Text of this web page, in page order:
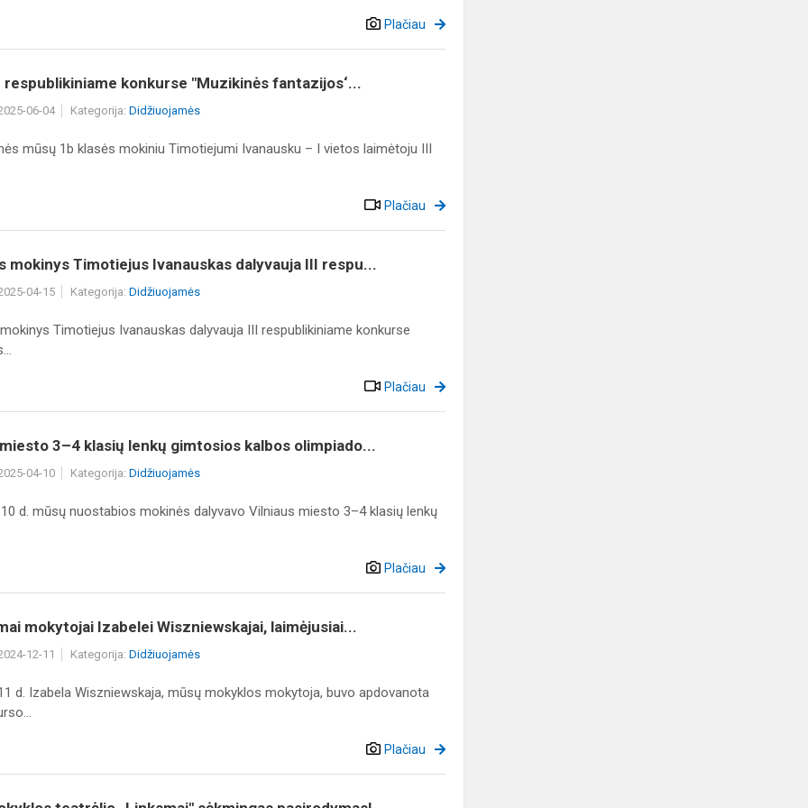
Plačiau
respublikiniame konkurse "Muzikinės fantazijos‘...
06-04 Kategorija: Didžiuojamės
mūsų 1b klasės mokiniu Timotiejumi Ivanausku – I vietos laimėtoju III
Plačiau
mokinys Timotiejus Ivanauskas dalyvauja III respu...
04-15 Kategorija: Didžiuojamės
Timotiejus Ivanauskas dalyvauja III respublikiniame konkurse
Plačiau
3–4 klasių lenkų gimtosios kalbos olimpiado...
04-10 Kategorija: Didžiuojamės
d. mūsų nuostabios mokinės dalyvavo Vilniaus miesto 3–4 klasių lenkų
Plačiau
mokytojai Izabelei Wiszniewskajai, laimėjusiai...
12-11 Kategorija: Didžiuojamės
d. Izabela Wiszniewskaja, mūsų mokyklos mokytoja, buvo apdovanota
Plačiau